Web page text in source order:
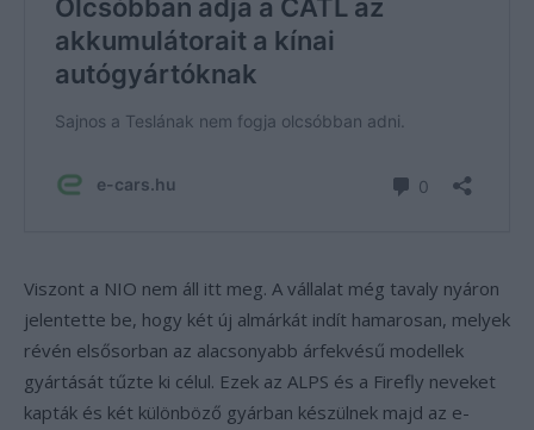
Viszont a NIO nem áll itt meg. A vállalat még tavaly nyáron
jelentette be, hogy két új almárkát indít hamarosan, melyek
révén elsősorban az alacsonyabb árfekvésű modellek
gyártását tűzte ki célul. Ezek az ALPS és a Firefly neveket
kapták és két különböző gyárban készülnek majd az e-